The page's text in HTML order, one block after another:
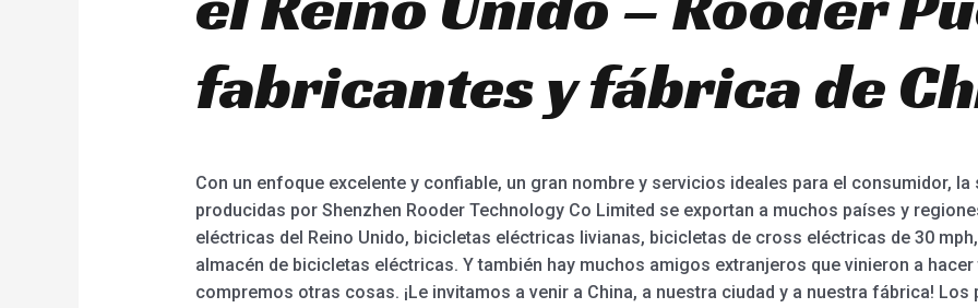
fabricantes y fábrica de
Con un enfoque excelente y confiable, un gran nombre y servicios ideales para el consumidor,
producidas por Shenzhen Rooder Technology Co Limited se exportan a muchos países y
eléctricas del Reino Unido, bicicletas eléctricas livianas, bicicletas de cross eléctricas de 30
almacén de bicicletas eléctricas. Y también hay muchos amigos extranjeros que vinieron a
compremos otras cosas. ¡Le invitamos a venir a China, a nuestra ciudad y a nuestra fábrica!